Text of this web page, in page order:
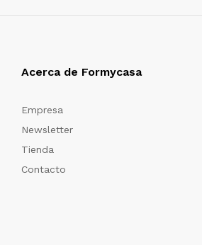
Acerca de Formycasa
Empresa
Newsletter
Tienda
Contacto